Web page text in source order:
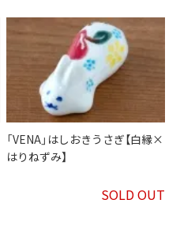
「VENA」はしおきうさぎ【白縁×
はりねずみ】
SOLD OUT